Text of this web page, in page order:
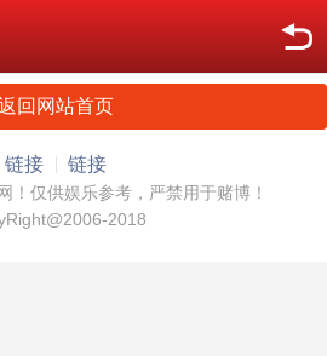
回网站首页
链接 链接
！仅供娱乐参考，严禁用于赌博！
2018